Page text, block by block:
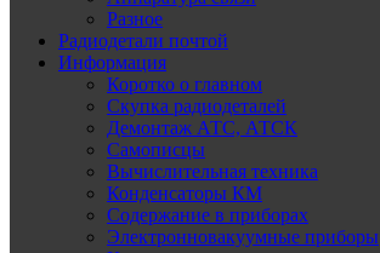
Разное
Радиодетали почтой
Информация
Коротко о главном
Скупка радиодеталей
Демонтаж АТС, АТСК
Самописцы
Вычислительная техника
Конденсаторы КМ
Содержание в приборах
Электронновакуумные приборы